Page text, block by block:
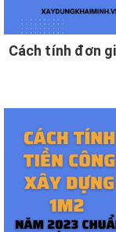
Cách tính đơn